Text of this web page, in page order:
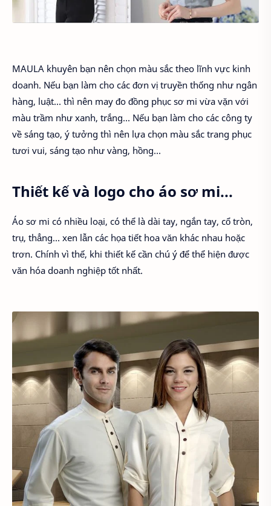
MAULA khuyên bạn nên chọn màu sắc theo lĩnh vực kinh
doanh. Nếu bạn làm cho các đơn vị truyền thống như ngân
hàng, luật... thì nên may đo đồng phục sơ mi vừa vặn với
màu trầm như xanh, trắng... Nếu bạn làm cho các công ty
về sáng tạo, ý tưởng thì nên lựa chọn màu sắc trang phục
tươi vui, sáng tạo như vàng, hồng...
Thiết kế và logo cho áo sơ mi...
Áo sơ mi có nhiều loại, có thể là dài tay, ngắn tay, cổ tròn,
trụ, thẳng... xen lẫn các họa tiết hoa văn khác nhau hoặc
trơn. Chính vì thế, khi thiết kế cần chú ý để thể hiện được
văn hóa doanh nghiệp tốt nhất.